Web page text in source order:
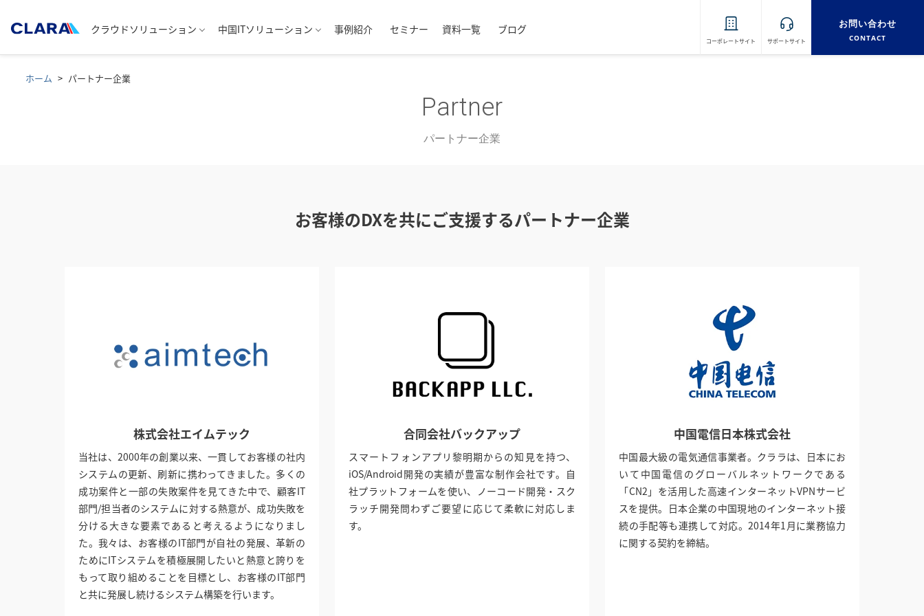
クラウドソリューション 中国ITソリューション 事例紹介 セミナー 資料一覧 ブログ
コーポレートサイト サポートサイト
お問い合わせ
CONTACT
ホーム パートナー企業
Partner
パートナー企業
お客様のDXを共にご支援するパートナー企業
株式会社エイムテック
当社は、2000年の創業以来、一貫してお客様の社内
システムの更新、刷新に携わってきました。多くの
成功案件と一部の失敗案件を見てきた中で、顧客IT
部門/担当者のシステムに対する熱意が、成功失敗を
分ける大きな要素であると考えるようになりまし
た。我々は、お客様のIT部門が自社の発展、革新の
ためにITシステムを積極展開したいと熱意と誇りを
もって取り組めることを目標とし、お客様のIT部門
と共に発展し続けるシステム構築を行います。
合同会社バックアップ
スマートフォンアプリ黎明期からの知見を持つ、
iOS/Android開発の実績が豊富な制作会社です。自
社プラットフォームを使い、ノーコード開発・スク
ラッチ開発問わずご要望に応じて柔軟に対応しま
す。
中国電信日本株式会社
中国最大級の電気通信事業者。クララは、日本にお
いて中国電信のグローバルネットワークである
「CN2」を活用した高速インターネットVPNサービ
スを提供。日本企業の中国現地のインターネット接
続の手配等も連携して対応。2014年1月に業務協力
に関する契約を締結。